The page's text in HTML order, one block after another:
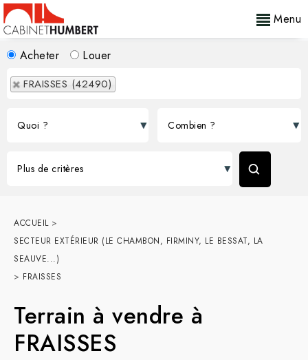
Menu
Acheter Louer
FRAISSES (42490)
ACCUEIL>
SECTEUR EXTÉRIEUR (LE CHAMBON, FIRMINY, LE BESSAT, LA
SEAUVE...)
> FRAISSES
Terrain à vendre à
FRAISSES